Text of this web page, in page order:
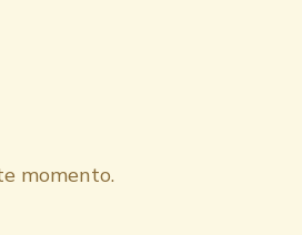
momento.